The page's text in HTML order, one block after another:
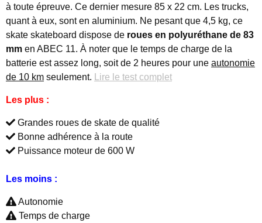
à toute épreuve. Ce dernier mesure 85 x 22 cm. Les trucks,
quant à eux, sont en aluminium. Ne pesant que 4,5 kg, ce
skate skateboard dispose de roues en polyuréthane de 83
mm en ABEC 11. À noter que le temps de charge de la
batterie est assez long, soit de 2 heures pour une autonomie
de 10 km seulement. Lire le test complet
Les plus :
Grandes roues de skate de qualité
Bonne adhérence à la route
Puissance moteur de 600 W
Les moins :
Autonomie
Temps de charge